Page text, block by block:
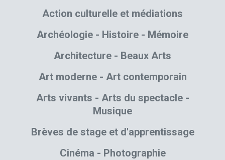
Action culturelle et médiations
Archéologie - Histoire - Mémoire
Architecture - Beaux Arts
Art moderne - Art contemporain
Arts vivants - Arts du spectacle -
Musique
Brèves de stage et d'apprentissage
Cinéma - Photographie